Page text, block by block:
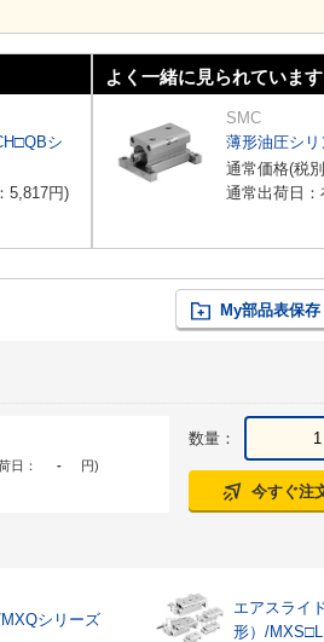
シ
5,817円)
よく一緒に見られています
SMC
薄形油圧シ
通常価格(税別
通常出荷日：
My部品表保存
日： - 円)
数量：
今すぐ注
シリーズ
エアスライ
形）/